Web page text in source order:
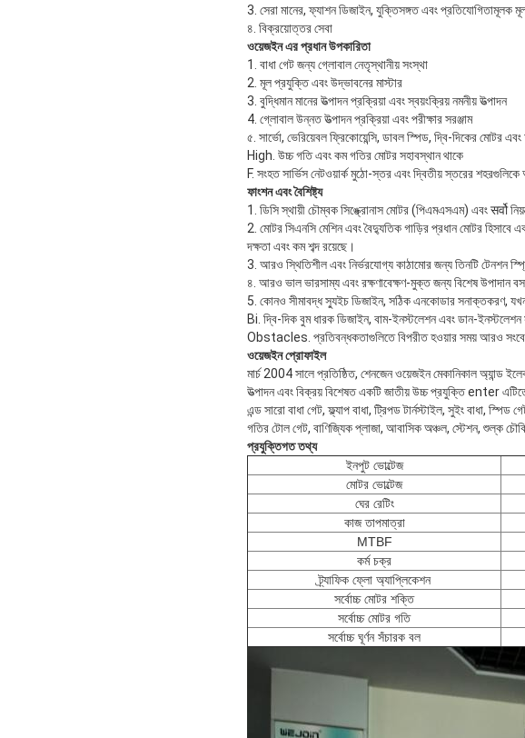
3. সেরা মানের, ফ্যাশন ডিজাইন, যুক্তিসঙ্গত এবং প্রতিযোগিতামূলক
৪. বিক্রয়োত্তর সেবা
ওয়েজইন এর প্রধান উপকারিতা
1. বাধা গেট জন্য গ্লোবাল নেতৃস্থানীয় সংস্থা
2. মূল প্রযুক্তি এবং উদ্ভাবনের মাস্টার
3. বুদ্ধিমান মানের উত্পাদন প্রক্রিয়া এবং স্বয়ংক্রিয় নমনীয় উত্পাদন
4. গ্লোবাল উন্নত উত্পাদন প্রক্রিয়া এবং পরীক্ষার সরঞ্জাম
৫. সার্ভো, ভেরিয়েবল ফ্রিকোয়েন্সি, ডাবল স্পিড, দ্বি-দিকের মোটর
High. উচ্চ গতি এবং কম গতির মোটর সহাবস্থান থাকে
F. সংহত সার্ভিস নেটওয়ার্ক মুঠো-স্তর এবং দ্বিতীয় স্তরের
ফাংশন এবং বৈশিষ্ট্য
1. ডিসি স্থায়ী চৌম্বক সিঙ্ক্রোনাস মোটর (পিএমএসএম) এবং सर्वो
2. মোটর সিএনসি মেশিন এবং বৈদ্যুতিক গাড়ির প্রধান মোটর হিসাবে
দক্ষতা এবং কম শব্দ রয়েছে।
3. আরও স্থিতিশীল এবং নির্ভরযোগ্য কাঠামোর জন্য তিনটি টেনশন
৪. আরও ভাল ভারসাম্য এবং রক্ষণাবেক্ষণ-মুক্ত জন্য বিশেষ উপাদান
5. কোনও সীমাবদ্ধ স্যুইচ ডিজাইন, সঠিক এনকোডার সনাক্তকরণ, যখন
Bi. দ্বি-দিক বুম ধারক ডিজাইন, বাম-ইনস্টলেশন এবং ডান-
Obstacles. প্রতিবন্ধকতাগুলিতে বিপরীত হওয়ার সময় আরও
ওয়েজইন প্রোফাইল
মার্চ 2004 সালে প্রতিষ্ঠিত, শেনজেন ওয়েজইন মেকানিকাল অ্যান্ড
উত্পাদন এবং বিক্রয় বিশেষত একটি জাতীয় উচ্চ প্রযুক্তি enter এটিতে
এন্ড সারো বাধা গেট, ফ্ল্যাপ বাধা, ট্রিপড টার্নস্টাইল, সুইং বাধা,
গতির টোল গেট, বাণিজ্যিক প্লাজা, আবাসিক অঞ্চল, স্টেশন, শুল্ক
প্রযুক্তিগত তথ্য
ইনপুট ভোল্টেজ
মোটর ভোল্টেজ
ঘের রেটিং
কাজ তাপমাত্রা
MTBF
কর্ম চক্র
ট্র্যাফিক ফ্লো অ্যাপ্লিকেশন
সর্বোচ্চ মোটর শক্তি
সর্বোচ্চ মোটর গতি
সর্বোচ্চ ঘূর্ণন সঁচারক বল